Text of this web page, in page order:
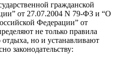
гражданской
от 27.07.2004 N 79-ФЗ и “О
Федерации” от
не только правила
но и устанавливают
законодательству: